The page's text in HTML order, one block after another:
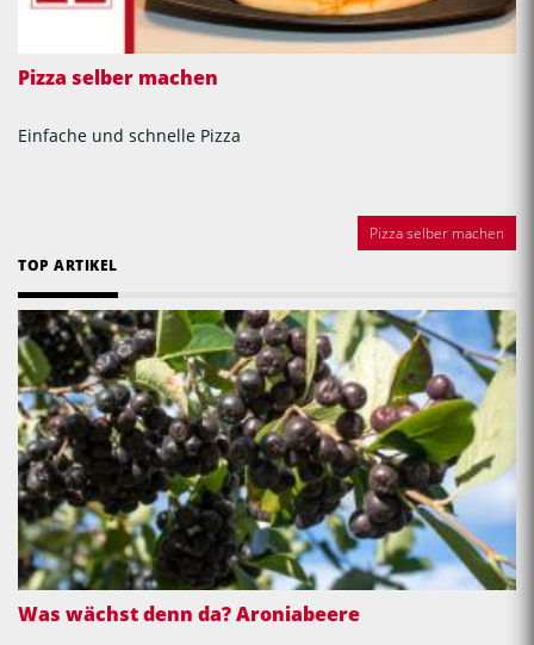
Pizza selber machen
Einfache und schnelle Pizza
Pizza selber machen
TOP ARTIKEL
Was wächst denn da? Aroniabeere